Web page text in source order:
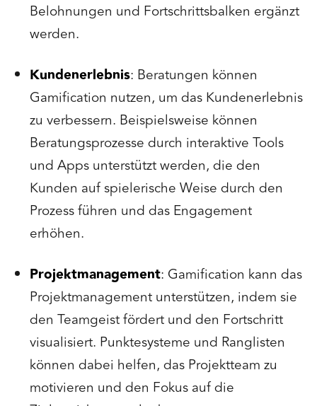
Belohnungen und Fortschrittsbalken ergänzt
werden.
Kundenerlebnis: Beratungen können
Gamification nutzen, um das Kundenerlebnis
zu verbessern. Beispielsweise können
Beratungsprozesse durch interaktive Tools
und Apps unterstützt werden, die den
Kunden auf spielerische Weise durch den
Prozess führen und das Engagement
erhöhen.
Projektmanagement: Gamification kann das
Projektmanagement unterstützen, indem sie
den Teamgeist fördert und den Fortschritt
visualisiert. Punktesysteme und Ranglisten
können dabei helfen, das Projektteam zu
motivieren und den Fokus auf die